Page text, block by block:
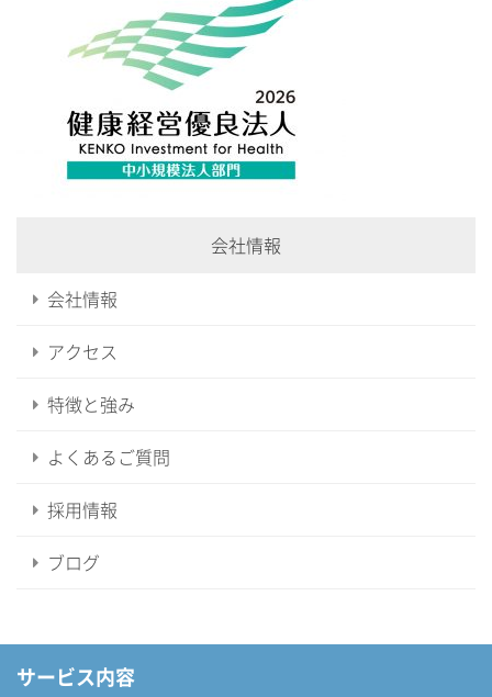
会社情報
会社情報
アクセス
特徴と強み
よくあるご質問
採用情報
ブログ
サービス内容